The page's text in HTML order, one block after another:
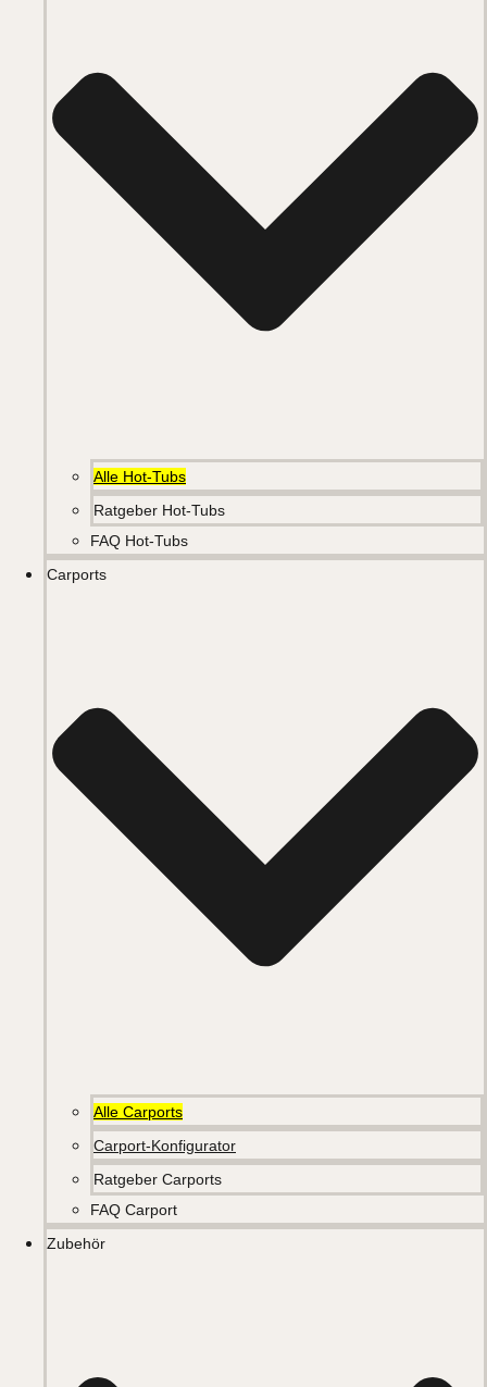
Alle Hot-Tubs
Ratgeber Hot-Tubs
FAQ Hot-Tubs
Carports
Alle Carports
Carport-Konfigurator
Ratgeber Carports
FAQ Carport
Zubehör